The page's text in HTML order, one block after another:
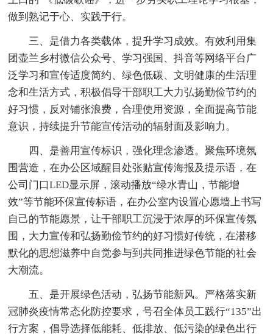
做到熟记于心、实践于行。
三、是借力各类载体，提升学习成效。有效利用集
团壶兰乡村微信公众号、学习强国、抖音等网络平台广
泛学习和宣传适度简约、绿色低碳、文明健康的生活理
念和生活方式，积极倡导干部职工大力弘扬勤俭节约的
好习惯，反对铺张浪费，合理使用资源，全面提高节能
意识，持续提升节能宣传活动的辐射面及影响力。
四、是善用宣传标识，强化理念渗透。聚焦环境氛
围营造，在办公区域醒目处张贴宣传海报及提示语，在
公司门口LED显示屏，滚动播放“绿水青山，节能增
效”等节能环保宣传标语，在办公室内设置心愿墙上书写
自己的节能愿景，让干部职工沉浸于浓厚的环保宣传氛
围，大力宣传和弘扬勤俭节约的好习惯好传统，在潜移
默化的思想滋养中自觉参与到共同推进绿色节能的社会
大潮流。
五、是开展绿色活动，弘扬节能新风。严格落实新
冠肺炎疫情常态化防控要求，号召全体员工践行“135”出
行方案，倡导选择低能耗、低排放、低污染的绿色出行